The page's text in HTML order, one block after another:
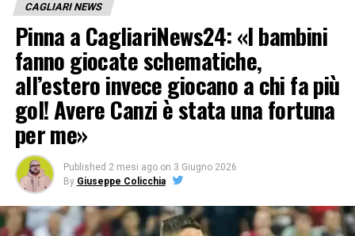
CAGLIARI NEWS
Pinna a CagliariNews24: «I bambini
fanno giocate schematiche,
all’estero invece giocano a chi fa più
gol! Avere Canzi è stata una fortuna
per me»
Published 2 mesi ago on 3 Giugno 2026
By Giuseppe Colicchia